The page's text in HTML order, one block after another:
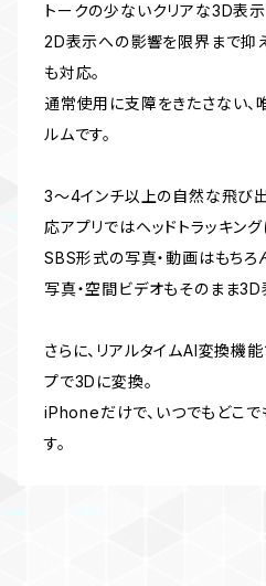
トークの少ないクリアな3D表示
2D表示への影響を限界まで抑
も対応。
通常使用に支障をきたさない
ルムです。
3〜4インチ以上の自然な飛び
応アプリではヘッドトラッキング
SBS形式の写真・動画はもち
写真・空間ビデオもそのまま3D
さらに、リアルタイムAI変換機
プで3Dに変換。
iPhoneだけで、いつでもどこ
す。